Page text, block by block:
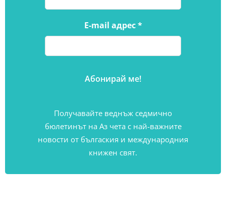
E-mail адрес*
Получавайте веднъж седмично
бюлетинът на Аз чета с най-важните
новости от бългаския и международния
книжен свят.